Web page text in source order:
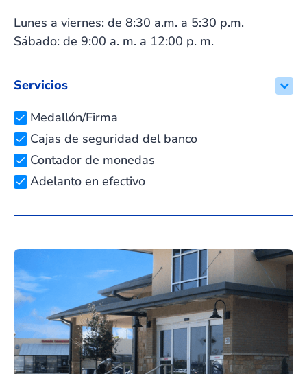
Lunes a viernes: de 8:30 a.m. a 5:30 p.m.
Sábado: de 9:00 a. m. a 12:00 p. m.
Servicios
Medallón/Firma
Cajas de seguridad del banco
Contador de monedas
Adelanto en efectivo